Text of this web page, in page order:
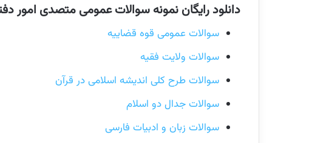
دانلود رایگان نمونه سوالات عمومی متصدی امور
سوالات عمومی قوه قضاییه
سوالات ولایت فقیه
سوالات طرح کلی اندیشه اسلامی در قرآن
سوالات جدال دو اسلام
سوالات زبان و ادبیات فارسی